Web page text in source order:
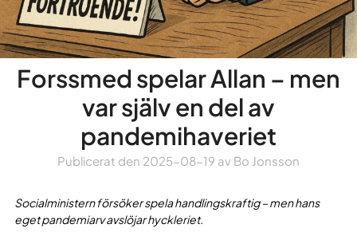
Forssmed spelar Allan – men
var själv en del av
pandemihaveriet
Publicerat den 2025-08-19 av Bo Jonsson
Socialministern försöker spela handlingskraftig – men hans
eget pandemiarv avslöjar hyckleriet.